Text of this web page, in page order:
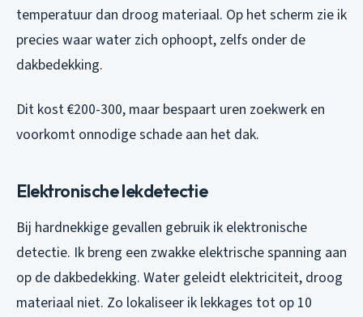
temperatuur dan droog materiaal. Op het scherm zie ik
precies waar water zich ophoopt, zelfs onder de
dakbedekking.
Dit kost €200-300, maar bespaart uren zoekwerk en
voorkomt onnodige schade aan het dak.
Elektronische lekdetectie
Bij hardnekkige gevallen gebruik ik elektronische
detectie. Ik breng een zwakke elektrische spanning aan
op de dakbedekking. Water geleidt elektriciteit, droog
materiaal niet. Zo lokaliseer ik lekkages tot op 10